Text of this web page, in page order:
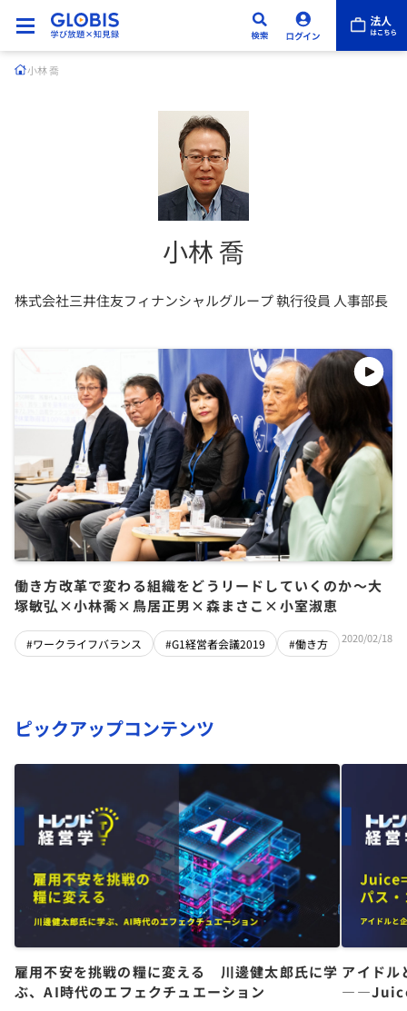
小林 喬
小林 喬
株式会社三井住友フィナンシャルグループ 執行役員 人事部長
働き方改革で変わる組織をどうリードしていくのか～大
塚敏弘×小林喬×鳥居正男×森まさこ×小室淑恵
#ワークライフバランス #G1経営者会議2019 #働き方 2020/02/18
ピックアップコンテンツ
雇用不安を挑戦の糧に変える 川邊健太郎氏に学
ぶ、AI時代のエフェクチュエーション
アイドル